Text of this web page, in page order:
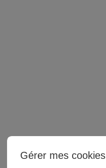
Gérer mes cookies